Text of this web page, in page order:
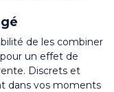
de les combiner
un effet de
Discrets et
dans vos moments